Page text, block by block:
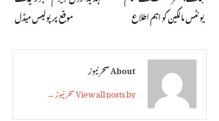
یونٹس مالکین کو اہم اطلاع
موقع پر پولیس میڈل
About سحر نیوز
View all posts by سحر نیوز →